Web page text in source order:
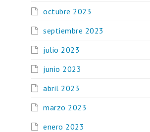
octubre 2023
septiembre 2023
julio 2023
junio 2023
abril 2023
marzo 2023
enero 2023